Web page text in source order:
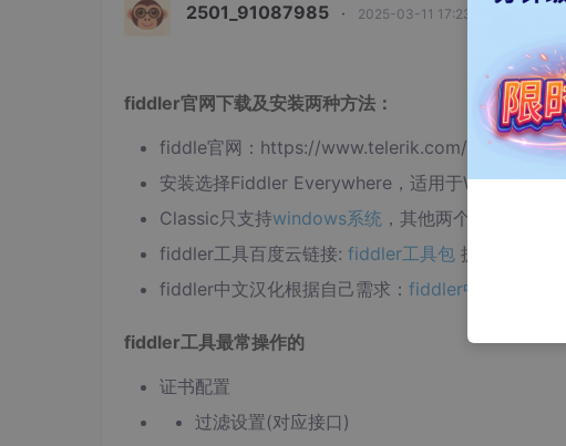
2501_91087985 · 2025-03-11 17:23:19 发布
fiddler官网下载及安装两种方法：
fiddle官网：https://www.telerik.com/download/
安装选择Fiddler Everywhere，适用于Windows，
Classic只支持windows系统 ，其他两个暂时用不到
fiddler工具百度云链接: fiddler工具包 提取码: 0000
fiddler中文汉化根据自己需求： fiddler中文汉化云盘
fiddler工具最常操作的
证书配置
过滤设置(对应接口)